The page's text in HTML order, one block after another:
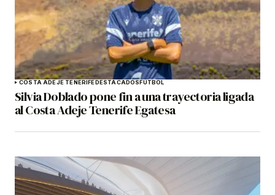
COSTA ADEJE TENERIFEDESTACADOSFÚTBOL
Silvia Doblado pone fin a una trayectoria ligada
al Costa Adeje Tenerife Egatesa